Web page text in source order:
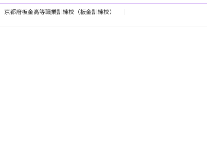
京都府板金高等職業訓練校（板金訓練校）